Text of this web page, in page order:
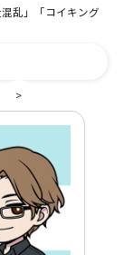
乱」「コイキング
>